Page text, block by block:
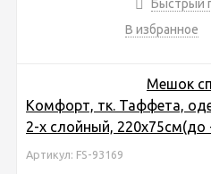
Быстрый
В избранное
Мешок
Комфорт, тк. Таффета,
2-х слойный, 220х75см(до
Артикул: FS-93169